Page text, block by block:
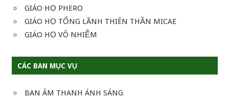
GIÁO HỌ PHERO
GIÁO HỌ TỔNG LÃNH THIÊN THẦN MICAE
GIÁO HỌ VÔ NHIỄM
CÁC BAN MỤC VỤ
BAN ÂM THANH ÁNH SÁNG